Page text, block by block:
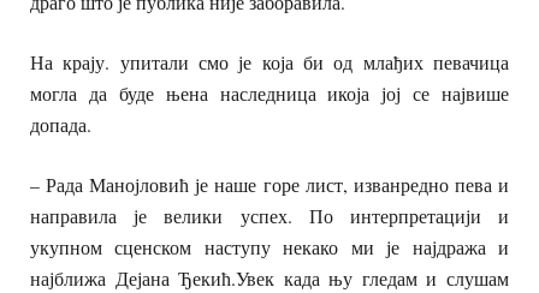
На крају. упитали смо је која би од млађих певачица
могла да буде њена наследница икоја јој се највише
допада.
– Рада Манојловић је наше горе лист, изванредно пева и
направила је велики успех. По интерпретацији и
укупном сценском наступу некако ми је најдража и
најближа Дејана Ђекић.Увек када њу гледам и слушам